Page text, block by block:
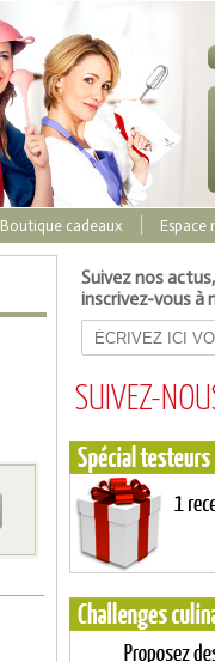
Boutique cadeaux Espace
Suivez nos
inscrivez-vous à
SUIVEZ-